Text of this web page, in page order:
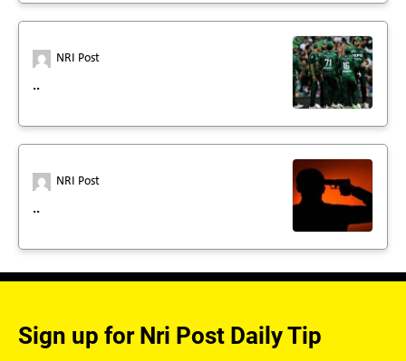
NRI Post
..
NRI Post
..
Sign up for Nri Post Daily Tip